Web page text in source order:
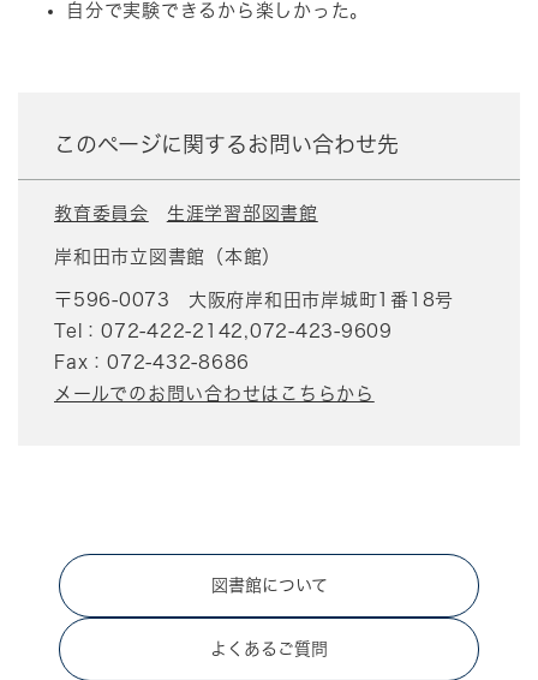
自分で実験できるから楽しかった。
このページに関するお問い合わせ先
教育委員会 生涯学習部図書館
岸和田市立図書館（本館）
〒596-0073
大阪府岸和田市岸城町1番18号
Tel：072-422-2142,072-423-9609
Fax：072-432-8686
メールでのお問い合わせはこちらから
図書館について
よくあるご質問